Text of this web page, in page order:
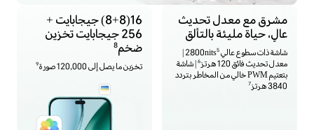
مشرق مع معدل تحديث
عالٍ، حياة مليئة بالتألق
شاشة ذات سطوع عالي 2800nits5
|
معدل تحديث فائق 120 هرتز 6| شاشة
بتعتيم PWM خالي من المخاطر بتردد
3840 هرتز 7
16(8+8) جيجابايت +
256 جيجابايت تخزين
ضخم8
تخزين ما يصل إلى 120,000 صورة 9